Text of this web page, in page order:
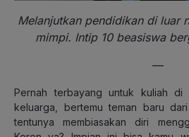
Melanjutkan pendidikan di luar
mimpi. Intip 10 beasiswa
—
Pernah terbayang untuk kuliah
keluarga, bertemu teman baru
tentunya membiasakan diri